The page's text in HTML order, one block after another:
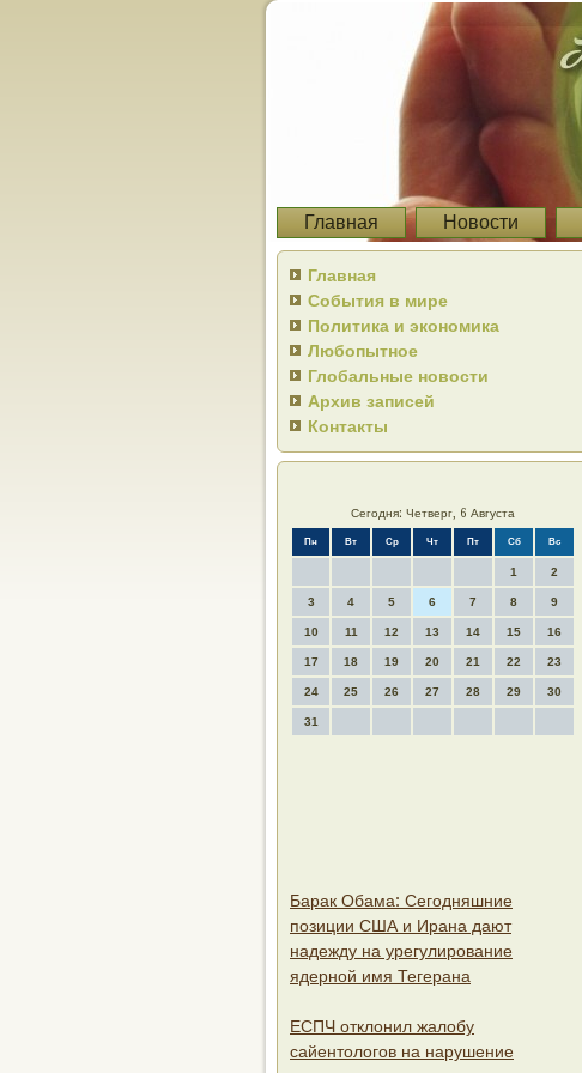
Главная Новости
Главная
События в мире
Политика и экономика
Любопытное
Глобальные новости
Архив записей
Контакты
Сегодня: Четверг, 6 Августа
Пн Вт Ср Чт Пт Сб Вс
1 2
3 4 5 6 7 8 9
10 11 12 13 14 15 16
17 18 19 20 21 22 23
24 25 26 27 28 29 30
31
Барак Обама: Сегодняшние
позиции США и Ирана дают
надежду на урегулирование
ядерной имя Тегерана
ЕСПЧ отклонил жалобу
сайентологов на нарушение